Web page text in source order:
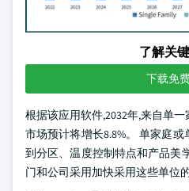
了解关
下载免
根据该应用软件,2032年,来自单
市场预计将增长8.8%。 单家庭
到分区、温度控制特点和产品美
门和公司采用加快采用这些单位